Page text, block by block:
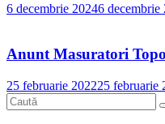
6 decembrie 20246 decembrie
Anunt Masuratori
25 februarie 202225 februarie